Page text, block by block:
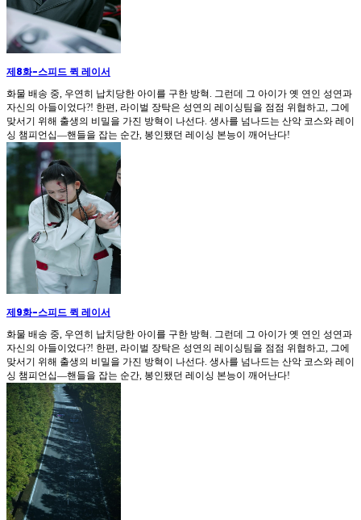
제8화-스피드 퀵 레이서
화물 배송 중, 우연히 납치당한 아이를 구한 방혁. 그런데 그 아이가 옛 연인 성연과
자신의 아들이었다?! 한편, 라이벌 장탁은 성연의 레이싱팀을 점점 위협하고, 그에
맞서기 위해 출생의 비밀을 가진 방혁이 나선다. 생사를 넘나드는 산악 코스와 레이
싱 챔피언십—핸들을 잡는 순간, 봉인됐던 레이싱 본능이 깨어난다!
제9화-스피드 퀵 레이서
화물 배송 중, 우연히 납치당한 아이를 구한 방혁. 그런데 그 아이가 옛 연인 성연과
자신의 아들이었다?! 한편, 라이벌 장탁은 성연의 레이싱팀을 점점 위협하고, 그에
맞서기 위해 출생의 비밀을 가진 방혁이 나선다. 생사를 넘나드는 산악 코스와 레이
싱 챔피언십—핸들을 잡는 순간, 봉인됐던 레이싱 본능이 깨어난다!